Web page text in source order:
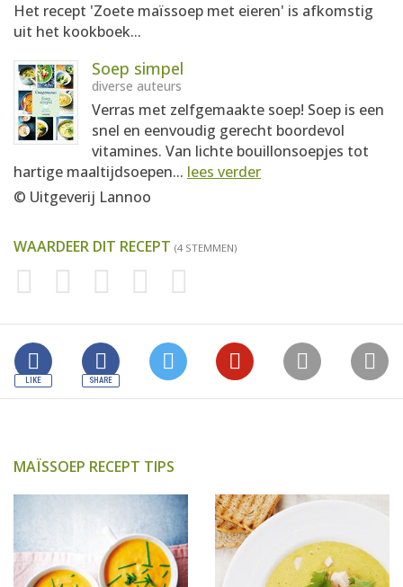
Het recept 'Zoete maïssoep met eieren' is afkomstig
uit het kookboek...
Soep simpel
diverse auteurs
Verras met zelfgemaakte soep! Soep is een
snel en eenvoudig gerecht boordevol
vitamines. Van lichte bouillonsoepjes tot
hartige maaltijdsoepen... lees verder
© Uitgeverij Lannoo
WAARDEER DIT RECEPT (4 STEMMEN)
MAÏSSOEP RECEPT TIPS